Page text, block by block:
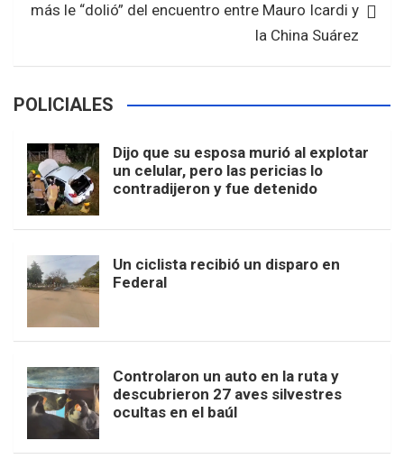
más le “dolió” del encuentro entre Mauro Icardi y
la China Suárez
POLICIALES
Dijo que su esposa murió al explotar
un celular, pero las pericias lo
contradijeron y fue detenido
Un ciclista recibió un disparo en
Federal
Controlaron un auto en la ruta y
descubrieron 27 aves silvestres
ocultas en el baúl